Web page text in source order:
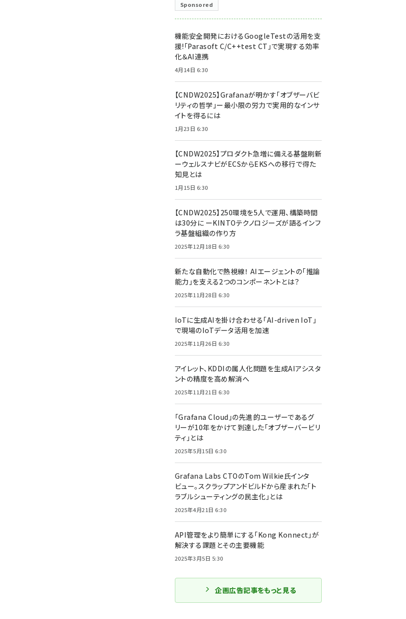
Sponsored
機能安全開発におけるGoogleTestの活用を支
援!「Parasoft C/C++test CT」で実現する効率
化＆AI連携
4月14日 6:30
【CNDW2025】Grafanaが明かす「オブザーバビ
リティの哲学」ー最小限の労力で実用的なインサ
イトを得るには
1月23日 6:30
【CNDW2025】プロダクト急増に備える基盤刷新
ーウェルスナビがECSからEKSへの移行で得た
知見とは
1月15日 6:30
【CNDW2025】250環境を5人で運用、構築時間
は30分に ーKINTOテクノロジーズが語るインフ
ラ基盤組織の作り方
2025年12月18日 6:30
新たな自動化で熱視線！ AIエージェントの「推論
能力」を支える2つのコンポーネントとは？
2025年11月28日 6:30
IoTに生成AIを掛け合わせる「AI-driven IoT」
で現場のIoTデータ活用を加速
2025年11月26日 6:30
アイレット、KDDIの属人化問題を生成AIアシスタ
ントの精度を高め解消へ
2025年11月21日 6:30
「Grafana Cloud」の先進的ユーザーであるグ
リーが10年をかけて到達した「オブザーバービリ
ティ」とは
2025年5月15日 6:30
Grafana Labs CTOのTom Wilkie氏インタ
ビュー。スクラップアンドビルドから産まれた「ト
ラブルシューティングの民主化」とは
2025年4月21日 6:30
API管理をより簡単にする「Kong Konnect」が
解決する課題とその主要機能
2025年3月5日 5:30
企画広告記事をもっと見る